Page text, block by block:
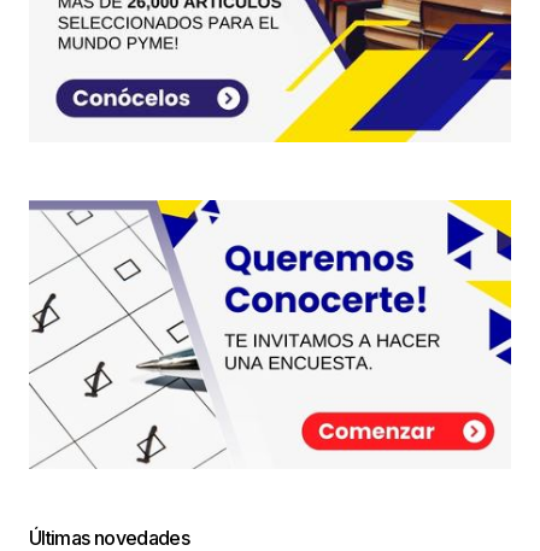
Últimas novedades